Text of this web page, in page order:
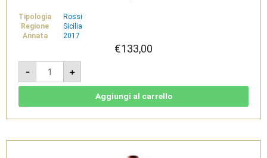
Tipologia
Rossi
Regione
Sicilia
Annata
2017
€133,00
-
Franchetti
2017
-
Terre
Passopisciaro
+
Aggiungi al carrello